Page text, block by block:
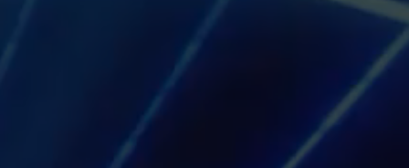
mercado y estarán en espacios
públicos, para permitir tiempos de